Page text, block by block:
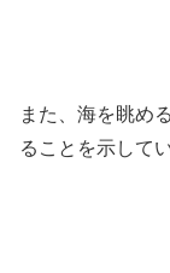
また、海を眺め
ることを示して